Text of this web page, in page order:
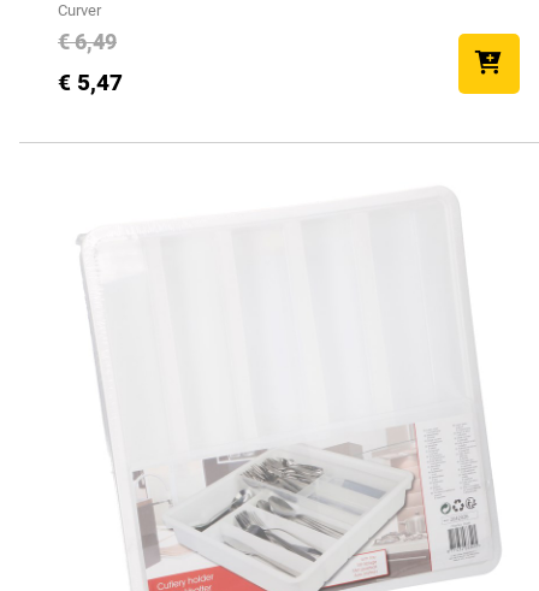
Curver
€ 6,49
€ 5,47